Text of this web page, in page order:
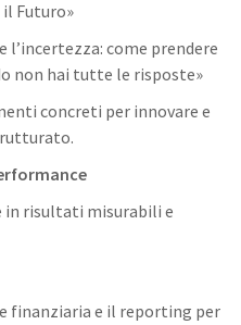
Futuro»
l’incertezza: come prendere
non hai tutte le risposte»
concreti per innovare e
in risultati misurabili e
finanziaria e il reporting per